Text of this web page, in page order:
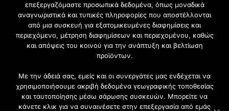
Ξύλινα
Κουφώματα
επεξεργαζόμαστε προσωπικά δεδομένα, όπως μοναδικά
αναγνωριστικά και τυπικές πληροφορίες που αποστέλλονται
από μια συσκευή για εξατομικευμένες διαφημίσεις και
περιεχόμενο, μέτρηση διαφημίσεων και περιεχομένου, καθώς
και απόψεις του κοινού για την ανάπτυξη και βελτίωση
προϊόντων.
Με την άδειά σας, εμείς και οι συνεργάτες μας ενδέχεται να
χρησιμοποιήσουμε ακριβή δεδομένα γεωγραφικής τοποθεσίας
και ταυτοποίησης μέσω σάρωσης συσκευών. Μπορείτε να
κάνετε κλικ για να συναινέσετε στην επεξεργασία από εμάς